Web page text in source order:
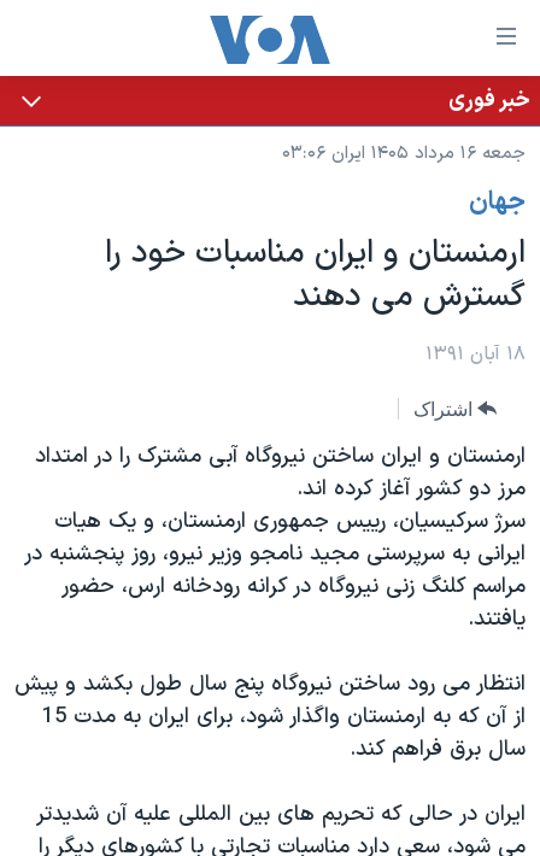
لینکهای
قابل
دسترسی
جهش
محتوای
اصلی
جهش
صفحه
جهش
به
جستجو
خانه
نسخه سبک وب‌سایت
موضوع ها
ایران
آمریکا
جهان
ویژه برنامه‌ها
ویدیوها
فرهنگ و زندگی
حقوق شهروندی
علم و فناوری
اسرائیل در جنگ
آرشیو پخش زنده
برنامه های تلویزیونی
جدول برنامه ها
صفحه‌های ویژه
بایگانی برنامه‌های تلویزیونی
مستندها
انتخابات ریاست جمهوری آمریکا ۲۰۲۴
رمز مهسا
ورزش زنان در ایران
مجموعه مستندهای دادخواهی
یادگیری زبان انگلیسی
دنبال کنید
زبانهای مختلف
خبر فوری
جمعه ۱۶ مرداد ۱۴۰۵ ایران ۰۳:۰۶
جهان
ارمنستان و ایران مناسبات خود را
گسترش می دهند
۱۸ آبان ۱۳۹۱
اشتراک
ارمنستان و ایران ساختن نیروگاه آبی مشترک را در امتداد
مرز دو کشور آغاز کرده اند.
سرژ سرکیسیان، رییس جمهوری ارمنستان، و یک هیات
ایرانی به سرپرستی مجید نامجو وزیر نیرو، روز پنجشنبه در
مراسم کلنگ زنی نیروگاه در کرانه رودخانه ارس، حضور
یافتند.
انتظار می رود ساختن نیروگاه پنج سال طول بکشد و پیش
از آن که به ارمنستان واگذار شود، برای ایران به مدت 15
سال برق فراهم کند.
ایران در حالی که تحریم های بین المللی علیه آن شدیدتر
می شود، سعی دارد مناسبات تجارتی با کشورهای دیگر را